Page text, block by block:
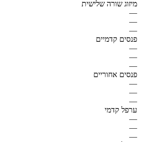
מיזוג שורה שלישית
—
—
—
פנסים קדמיים
—
—
—
פנסים אחוריים
—
—
—
ערפל קדמי
—
—
—